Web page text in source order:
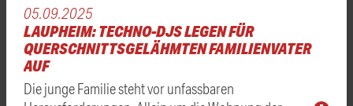
05.09.2025
LAUPHEIM: TECHNO-DJS LEGEN FÜR
QUERSCHNITTSGELÄHMTEN FAMILIENVATER
AUF
Die junge Familie steht vor unfassbaren